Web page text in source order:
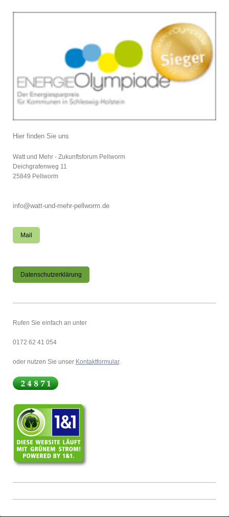
Hier finden Sie uns
Watt und Mehr - Zukunftsforum Pellworm
Deichgrafenweg 11
25849 Pellworm
info@watt-und-mehr-pellworm.de
Mail
Datenschutzerklärung
Rufen Sie einfach an unter
0172 62 41 054
oder nutzen Sie unser Kontaktformular.